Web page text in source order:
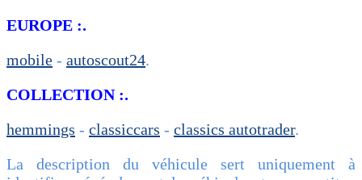
EUROPE :.
mobile - autoscout24.
COLLECTION :.
hemmings - classiccars - classics autotrader.
La description du véhicule sert uniquement à